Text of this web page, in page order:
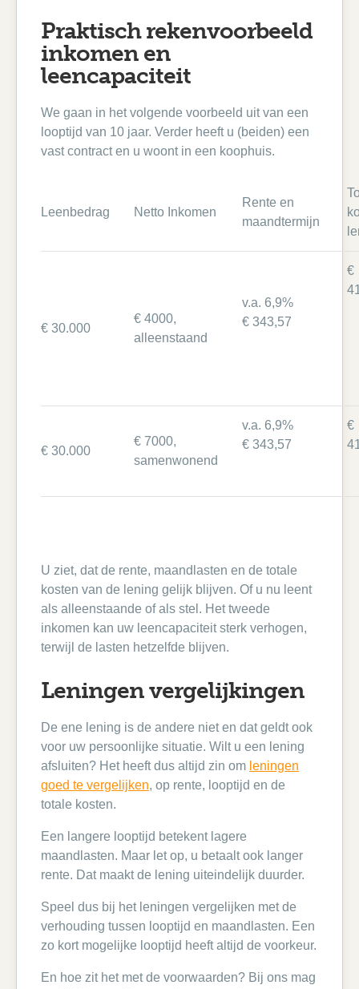
Praktisch rekenvoorbeeld
inkomen en
leencapaciteit
We gaan in het volgende voorbeeld uit van een
looptijd van 10 jaar. Verder heeft u (beiden) een
vast contract en u woont in een koophuis.
Leenbedrag Netto Inkomen
Rente en
maandtermijn
€ 30.000
€ 4000,
alleenstaand
v.a. 6,9%
€ 343,57
€
€ 30.000
€ 7000,
samenwonend
v.a. 6,9%
€ 343,57
€
U ziet, dat de rente, maandlasten en de totale
kosten van de lening gelijk blijven. Of u nu leent
als alleenstaande of als stel. Het tweede
inkomen kan uw leencapaciteit sterk verhogen,
terwijl de lasten hetzelfde blijven.
Leningen vergelijkingen
De ene lening is de andere niet en dat geldt ook
voor uw persoonlijke situatie. Wilt u een lening
afsluiten? Het heeft dus altijd zin om leningen
goed te vergelijken, op rente, looptijd en de
totale kosten.
Een langere looptijd betekent lagere
maandlasten. Maar let op, u betaalt ook langer
rente. Dat maakt de lening uiteindelijk duurder.
Speel dus bij het leningen vergelijken met de
verhouding tussen looptijd en maandlasten. Een
zo kort mogelijke looptijd heeft altijd de voorkeur.
En hoe zit het met de voorwaarden? Bij ons mag